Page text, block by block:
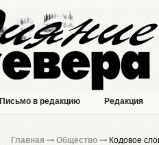
Письмо в редакцию Редакция
Главная Общество
Кодовое